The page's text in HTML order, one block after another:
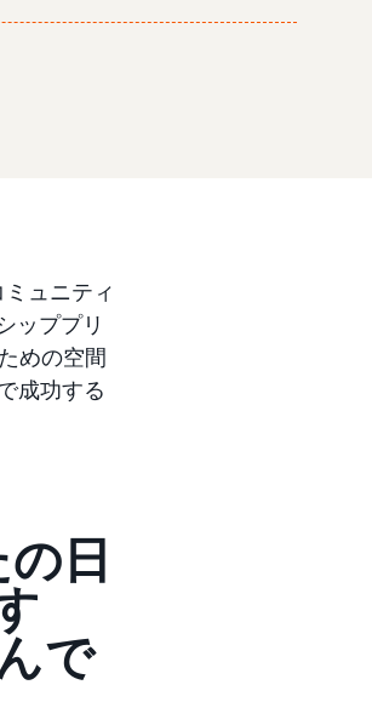
ュニティ
ッププリ
めの空間
成功する
日
で